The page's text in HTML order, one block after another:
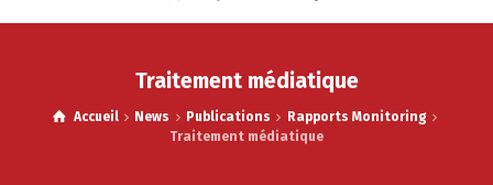
Traitement médiatique
Accueil News Publications
Rapports Monitoring
Traitement médiatique